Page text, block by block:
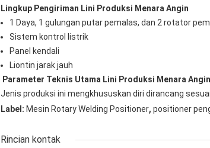
Lingkup Pengiriman Lini Produksi Menara Angin
1 Daya, 1 gulungan putar pemalas, dan 2 rotator
Sistem kontrol listrik
Panel kendali
Liontin jarak jauh
Parameter Teknis Utama Lini Produksi Menara Angin
Jenis produksi ini mengkhususkan diri dirancang
Label: Mesin Rotary Welding Positioner, positioner
Rincian kontak